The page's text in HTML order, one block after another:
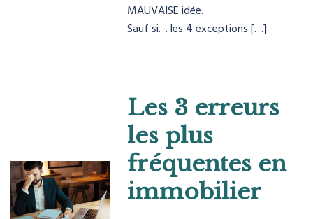
MAUVAISE idée.
Sauf si… les 4 exceptions […]
Les 3 erreurs
les plus
fréquentes en
immobilier